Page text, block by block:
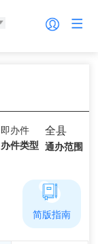
即办件
办件类型
全县
通办范围
简版指南